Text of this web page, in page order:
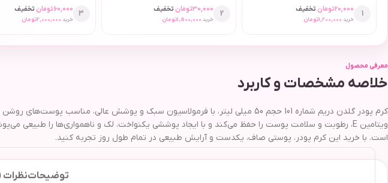
1
20,000تومان تخفیف
خرید 1,200,000تومان
2
30,000تومان تخفیف
خرید 1,500,000تومان
3
60,000تومان تخفیف
خرید 2,000,000تومان
معرفی محصول
خلاصه مشخصات و کاربرد
کرم پودر گلدن دریم شماره 101 حجم 50 میلی لیتر، با فرمولاسیون سبک و پوشش
است. با خرید این کرم پودر، پوستی صاف، یکدست و آرایش طبیعی در تمام طول روز تجربه کنید.
توضیحاتنظرات